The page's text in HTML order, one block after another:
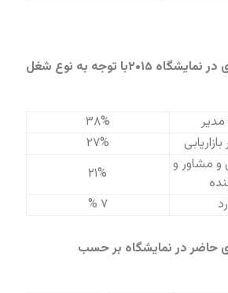
بازدیدکنندگان تجاری در نمایشگاه ۲۰۱۵با توجه به نوع شغل
۳۸%
۲۷%
و مشاور و
۲۱%
۷ %
حاضر در نمایشگاه بر حسب